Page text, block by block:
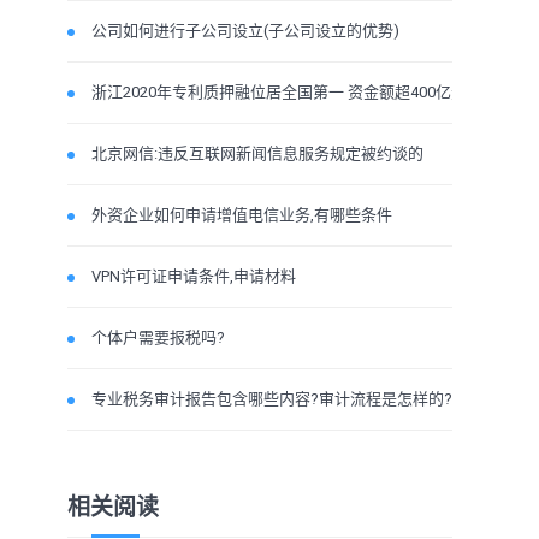
公司如何进行子公司设立(子公司设立的优势)
浙江2020年专利质押融位居全国第一 资金额超400亿元
北京网信:违反互联网新闻信息服务规定被约谈的
外资企业如何申请增值电信业务,有哪些条件
VPN许可证申请条件,申请材料
个体户需要报税吗?
专业税务审计报告包含哪些内容?审计流程是怎样的?
相关阅读